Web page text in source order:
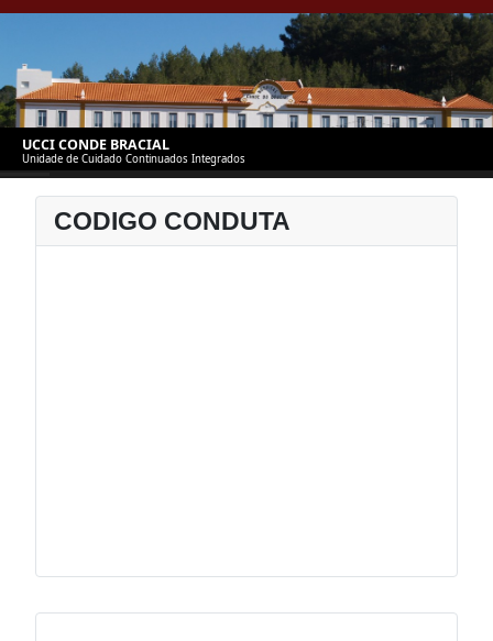
UCCI CONDE BRACIAL
Unidade de Cuidado Continuados Integrados
CODIGO CONDUTA